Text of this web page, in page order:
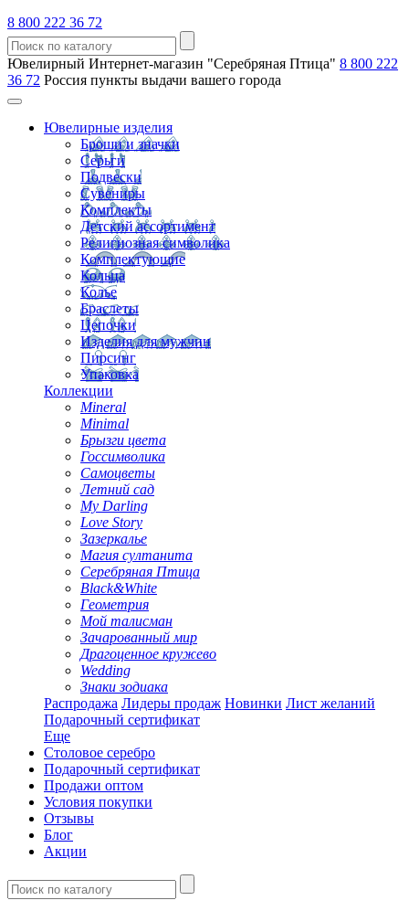
8 800 222 36 72
Ювелирный Интернет-магазин "Серебряная Птица" 8 800 222
36 72 Россия пункты выдачи вашего города
Ювелирные изделия
Броши и значки
Серьги
Подвески
Сувениры
Комплекты
Детский ассортимент
Религиозная символика
Комплектующие
Кольца
Колье
Браслеты
Цепочки
Изделия для мужчин
Пирсинг
Упаковка
Коллекции
Mineral
Minimal
Брызги цвета
Госсимволика
Самоцветы
Летний сад
My Darling
Love Story
Зазеркалье
Магия султанита
Серебряная Птица
Black&White
Геометрия
Мой талисман
Зачарованный мир
Драгоценное кружево
Wedding
Знаки зодиака
Распродажа Лидеры продаж Новинки Лист желаний
Подарочный сертификат
Еще
Столовое серебро
Подарочный сертификат
Продажи оптом
Условия покупки
Отзывы
Блог
Акции